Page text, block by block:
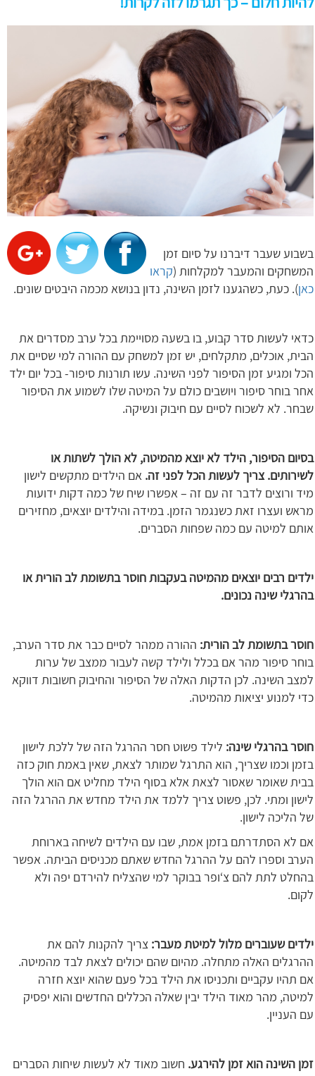
בשבוע שעבר דיברנו על סיום זמן
המשחקים והמעבר למקלחות (קראו
כאן). כעת, כשהגענו לזמן השינה, נדון בנושא מכמה היבטים שונים.
כדאי לעשות סדר קבוע, בו בשעה מסויימת בכל ערב מסדרים את
הבית, אוכלים, מתקלחים, יש זמן למשחק עם ההורה למי שסיים את
הכל ומגיע זמן הסיפור לפני השינה. עשו תורנות סיפור- בכל יום ילד
אחר בוחר סיפור ויושבים כולם על המיטה שלו לשמוע את הסיפור
שבחר. לא לשכוח לסיים עם חיבוק ונשיקה.
בסיום הסיפור, הילד לא יוצא מהמיטה, לא הולך לשתות או
לשירותים. צריך לעשות הכל לפני זה. אם הילדים מתקשים לישון
מיד ורוצים לדבר זה עם זה – אפשרו שיח של כמה דקות ידועות
מראש ועצרו זאת כשנגמר הזמן. במידה והילדים יוצאים, מחזירים
אותם למיטה עם כמה שפחות הסברים.
ילדים רבים יוצאים מהמיטה בעקבות חוסר בתשומת לב הורית או
בהרגלי שינה נכונים.
חוסר בתשומת לב הורית: ההורה ממהר לסיים כבר את סדר הערב,
בוחר סיפור מהר אם בכלל ולילד קשה לעבור ממצב של ערות
למצב השינה. לכן הדקות האלה של הסיפור והחיבוק חשובות דווקא
כדי למנוע יציאות מהמיטה.
חוסר בהרגלי שינה: לילד פשוט חסר ההרגל הזה של ללכת לישון
בזמן וכמו שצריך, הוא התרגל שמותר לצאת, שאין באמת חוק כזה
בבית שאומר שאסור לצאת אלא בסוף הילד מחליט אם הוא הולך
לישון ומתי. לכן, פשוט צריך ללמד את הילד מחדש את ההרגל הזה
של הליכה לישון.
אם לא הסתדרתם בזמן אמת, שבו עם הילדים לשיחה בארוחת
הערב וספרו להם על ההרגל החדש שאתם מכניסים הביתה. אפשר
בהחלט לתת להם צ‘ופר בבוקר למי שהצליח להירדם יפה ולא
לקום.
ילדים שעוברים מלול למיטת מעבר: צריך להקנות להם את
ההרגלים האלה מתחלה. מהיום שהם יכולים לצאת לבד מהמיטה.
אם תהיו עקביים ותכניסו את הילד בכל פעם שהוא יוצא חזרה
למיטה, מהר מאוד הילד יבין שאלה הכללים החדשים והוא יפסיק
עם העניין.
זמן השינה הוא זמן להירגע. חשוב מאוד לא לעשות שיחות הסברים